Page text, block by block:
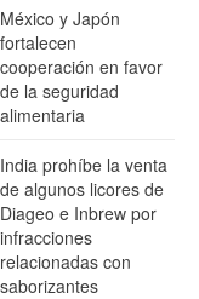
México y Japón
fortalecen
cooperación en favor
de la seguridad
alimentaria
India prohíbe la venta
de algunos licores de
Diageo e Inbrew por
infracciones
relacionadas con
saborizantes